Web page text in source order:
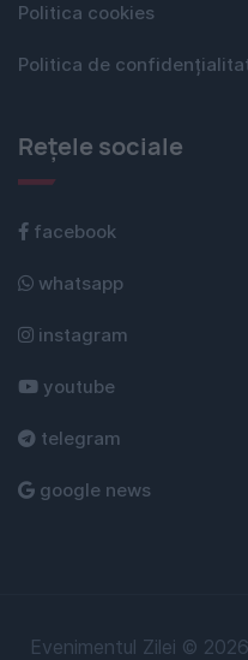
Politica cookies
Politica de
Rețele sociale
facebook
whatsapp
instagram
youtube
telegram
google news
Evenimentul Zilei ©